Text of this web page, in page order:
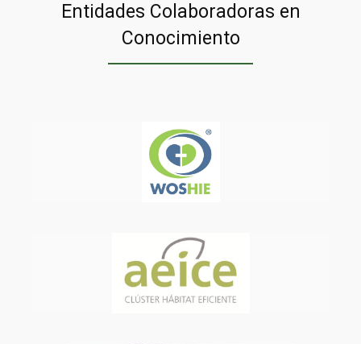
Entidades Colaboradoras en
Conocimiento